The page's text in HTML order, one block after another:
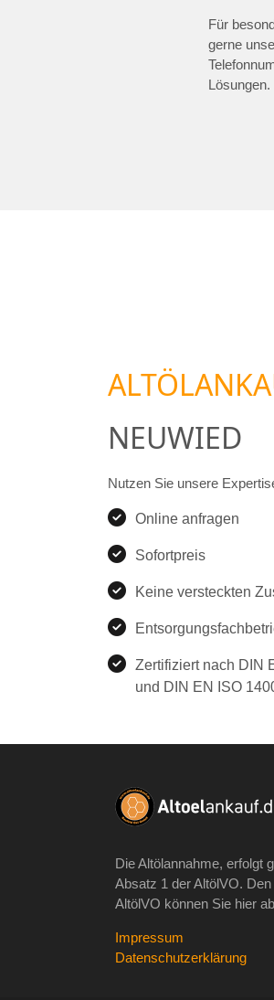
Für
gerne
Lösungen.
NEUWIED
Nutzen Sie unsere
Online anfragen
Sofortpreis
Keine versteckten
Zertifiziert nach DIN
und DIN EN ISO
Die Altölannahme, erfolgt
Absatz 1 der AltölVO.
AltölVO können Sie hier
Impressum
Datenschutzerklärung